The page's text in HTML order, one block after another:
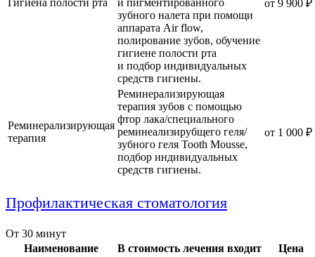
Гигиена полости рта
и пигментированного
зубного налета при помощи
аппарата Air flow,
полирование зубов, обучение
гигиене полости рта
и подбор индивидуальных
средств гигиены.
от 9 900 ₽
Реминерализирующая
терапия
Реминерализирующая
терапия зубов с помощью
фтор лака/специального
реминеализирубщего геля/
зубного геля Tooth Mousse,
подбор индивидуальных
средств гигиены.
от 1 000 ₽
Профилактическая стоматология
От 30 минут
Наименование
В стоимость лечения входит Цена